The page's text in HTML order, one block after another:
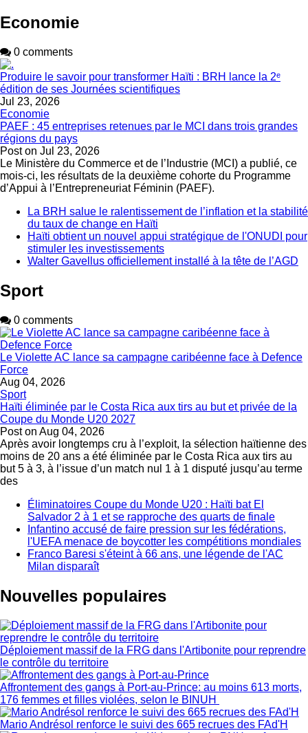
Economie
0 comments
Produire le savoir pour transformer Haïti : BRH lance la 2ᵉ
édition de ses Journées scientifiques
Jul 23, 2026
Economie
PAEF : 45 entreprises retenues par le MCI dans trois grandes
régions du pays
Post on Jul 23, 2026
Le Ministère du Commerce et de l’Industrie (MCI) a publié, ce
mois-ci, les résultats de la deuxième cohorte du Programme
d’Appui à l’Entrepreneuriat Féminin (PAEF).
La BRH salue le ralentissement de l’inflation et la stabilité
du taux de change en Haïti
Haïti obtient un nouvel appui stratégique de l'ONUDI pour
stimuler les investissements
Walter Gavellus officiellement installé à la tête de l’AGD
Sport
0 comments
Le Violette AC lance sa campagne caribéenne face à Defence
Force
Aug 04, 2026
Sport
Haïti éliminée par le Costa Rica aux tirs au but et privée de la
Coupe du Monde U20 2027
Post on Aug 04, 2026
Après avoir longtemps cru à l’exploit, la sélection haïtienne des
moins de 20 ans a été éliminée par le Costa Rica aux tirs au
but 5 à 3, à l’issue d’un match nul 1 à 1 disputé jusqu’au terme
des
Éliminatoires Coupe du Monde U20 : Haïti bat El
Salvador 2 à 1 et se rapproche des quarts de finale
Infantino accusé de faire pression sur les fédérations,
l'UEFA menace de boycotter les compétitions mondiales
Franco Baresi s'éteint à 66 ans, une légende de l'AC
Milan disparaît
Nouvelles populaires
Déploiement massif de la FRG dans l'Artibonite pour reprendre
le contrôle du territoire
Affrontement des gangs à Port-au-Prince: au moins 613 morts,
176 femmes et filles violées, selon le BINUH
Mario Andrésol renforce le suivi des 665 recrues des FAd'H